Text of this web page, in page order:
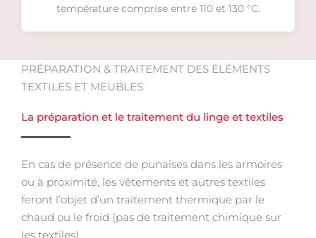
température comprise entre 110 et 130 °C.
PRÉPARATION & TRAITEMENT DES ÉLÉMENTS
TEXTILES ET MEUBLES
La préparation et le traitement du linge et textiles
En cas de présence de punaises dans les armoires
ou à proximité, les vêtements et autres textiles
feront l’objet d’un traitement thermique par le
chaud ou le froid (pas de traitement chimique sur
les textiles).